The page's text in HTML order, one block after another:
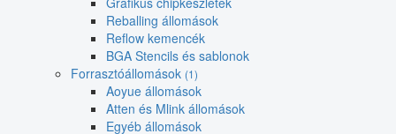
Reballing állomások
Reflow kemencék
BGA Stencils és sablonok
Forrasztóállomások (1)
Aoyue állomások
Atten és Mlink állomások
Egyéb állomások